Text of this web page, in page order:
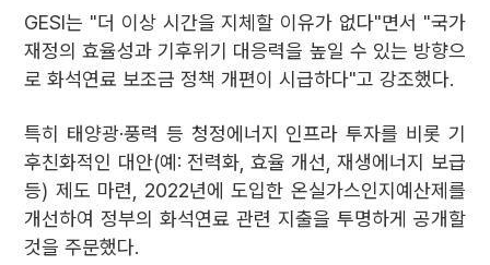
GESI는 "더 이상 시간을 지체할 이유가 없다"면서 "국가
재정의 효율성과 기후위기 대응력을 높일 수 있는 방향으
로 화석연료 보조금 정책 개편이 시급하다"고 강조했다.
특히 태양광·풍력 등 청정에너지 인프라 투자를 비롯 기
후친화적인 대안(예: 전력화, 효율 개선, 재생에너지 보급
등) 제도 마련, 2022년에 도입한 온실가스인지예산제를
개선하여 정부의 화석연료 관련 지출을 투명하게 공개할
것을 주문했다.